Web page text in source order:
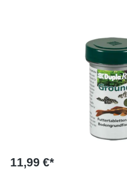
Bildergalerie überspringen
11,99 €*